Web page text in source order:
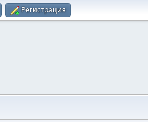
Регистрация